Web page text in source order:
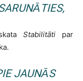
Stabilitāti par
JAUNĀS